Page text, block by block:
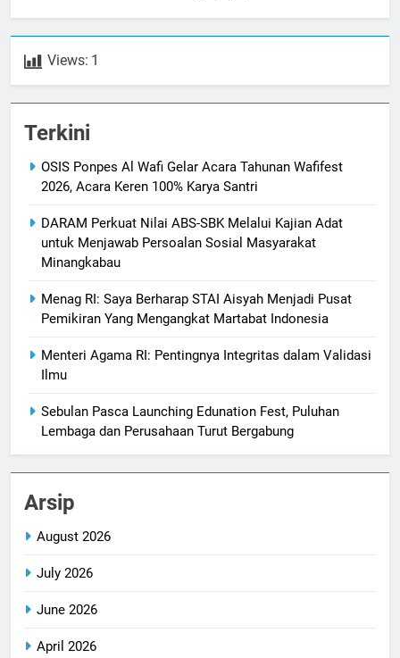
Views: 1
Terkini
OSIS Ponpes Al Wafi Gelar Acara Tahunan Wafifest
2026, Acara Keren 100% Karya Santri
DARAM Perkuat Nilai ABS-SBK Melalui Kajian Adat
untuk Menjawab Persoalan Sosial Masyarakat
Minangkabau
Menag RI: Saya Berharap STAI Aisyah Menjadi Pusat
Pemikiran Yang Mengangkat Martabat Indonesia
Menteri Agama RI: Pentingnya Integritas dalam Validasi
Ilmu
Sebulan Pasca Launching Edunation Fest, Puluhan
Lembaga dan Perusahaan Turut Bergabung
Arsip
August 2026
July 2026
June 2026
April 2026